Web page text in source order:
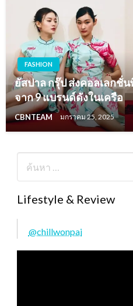
FASHION
ยัสปาล กรุ๊ป ส่งคอลเลกชั่
จาก 9 แบรนด์ดังในเครือ
CBNTEAM มกราคม 25, 2025
Lifestyle & Review
@chillwonpai